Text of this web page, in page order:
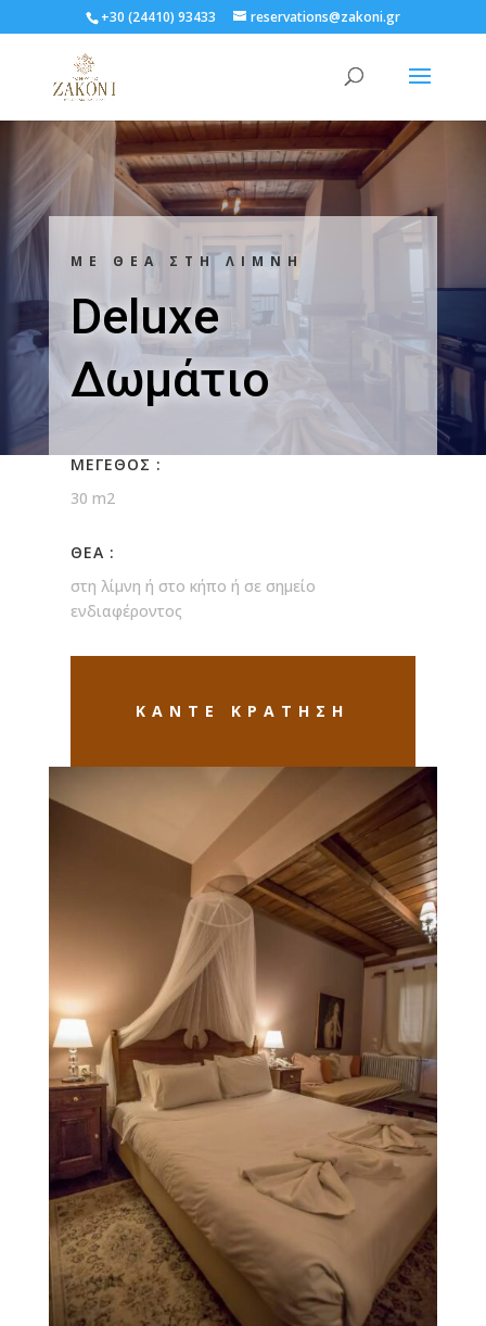
+30 (24410) 93433 reservations@zakoni.gr
ΜΕ ΘΕΑ ΣΤΗ ΛΙΜΝΗ
Deluxe
Δωμάτιο
ΜEΓΕΘΟΣ :
30 m2
ΘΕΑ :
στη λίμνη ή στο κήπο ή σε σημείο
ενδιαφέροντος
ΚΑΝΤΕ ΚΡΑΤΗΣΗ